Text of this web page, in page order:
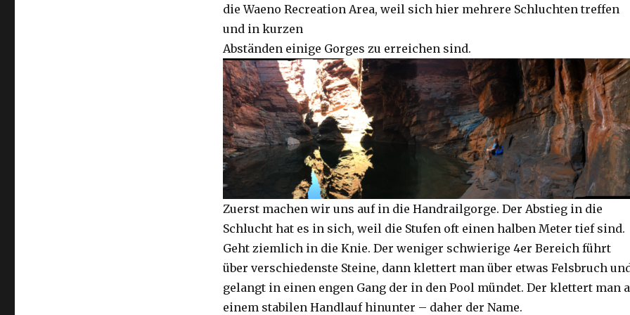
die Waeno Recreation Area, weil sich hier mehrere Schluchten treffen
und in kurzen
Abständen einige Gorges zu erreichen sind.
Zuerst machen wir uns auf in die Handrailgorge. Der Abstieg in die
Schlucht hat es in sich, weil die Stufen oft einen halben Meter tief sind.
Geht ziemlich in die Knie. Der weniger schwierige 4er Bereich führt
über verschiedenste Steine, dann klettert man über etwas Felsbruch
gelangt in einen engen Gang der in den Pool mündet. Der klettert man
einem stabilen Handlauf hinunter – daher der Name.